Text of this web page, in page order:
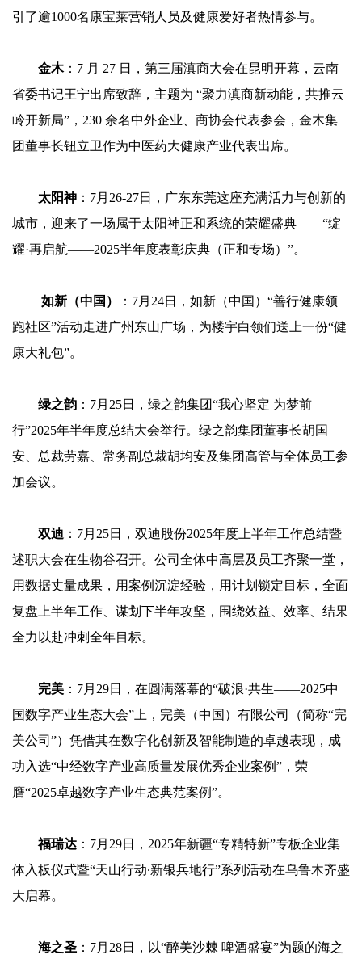
引了逾1000名康宝莱营销人员及健康爱好者热情参与。
金木：7 月 27 日，第三届滇商大会在昆明开幕，云南
省委书记王宁出席致辞，主题为 “聚力滇商新动能，共推云
岭开新局”，230 余名中外企业、商协会代表参会，金木集
团董事长钮立卫作为中医药大健康产业代表出席。
太阳神 ：7月26-27日，广东东莞这座充满活力与创新的
城市，迎来了一场属于太阳神正和系统的荣耀盛典——“绽
耀·再启航——2025半年度表彰庆典（正和专场）”。
如新（中国）
：7月24日，如新（中国）“善行健康领
跑社区”活动走进广州东山广场，为楼宇白领们送上一份“健
康大礼包”。
绿之韵 ：7月25日，绿之韵集团“我心坚定 为梦前
行”2025年半年度总结大会举行。绿之韵集团董事长胡国
安、总裁劳嘉、常务副总裁胡均安及集团高管与全体员工参
加会议。
双迪 ：7月25日，双迪股份2025年度上半年工作总结暨
述职大会在生物谷召开。公司全体中高层及员工齐聚一堂，
用数据丈量成果，用案例沉淀经验，用计划锁定目标，全面
复盘上半年工作、谋划下半年攻坚，围绕效益、效率、结果
全力以赴冲刺全年目标。
完美 ：7月29日，在圆满落幕的“破浪·共生——2025中
国数字产业生态大会”上，完美（中国）有限公司（简称“完
美公司”）凭借其在数字化创新及智能制造的卓越表现，成
功入选“中经数字产业高质量发展优秀企业案例”，荣
膺“2025卓越数字产业生态典范案例”。
福瑞达 ：7月29日，2025年新疆“专精特新”专板企业集
体入板仪式暨“天山行动∙新银兵地行”系列活动在乌鲁木齐盛
大启幕。
海之圣 ：7月28日，以“醉美沙棘 啤酒盛宴”为题的海之